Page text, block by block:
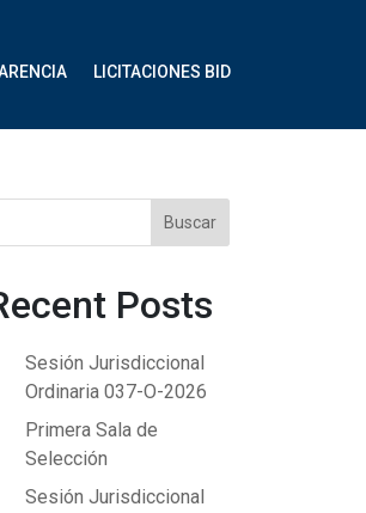
LICITACIONES BID
Buscar
Posts
Sesión Jurisdiccional
Ordinaria 037-O-2026
Primera Sala de
Selección
Sesión Jurisdiccional